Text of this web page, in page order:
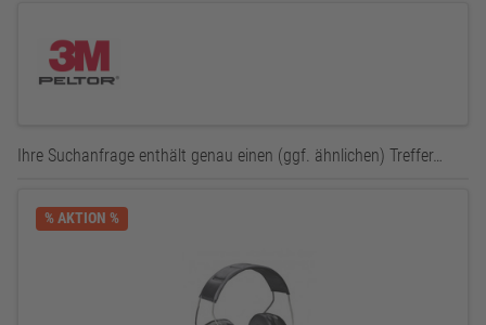
Ihre Suchanfrage enthält genau einen (ggf. ähnlichen) Treffer…
% AKTION %